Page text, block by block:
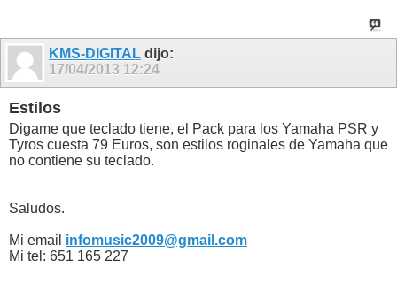
KMS-DIGITAL dijo:
17/04/2013 12:24
Estilos
Digame que teclado tiene, el Pack para los Yamaha PSR y
Tyros cuesta 79 Euros, son estilos roginales de Yamaha que
no contiene su teclado.
Saludos.
Mi email infomusic2009@gmail.com
Mi tel: 651 165 227